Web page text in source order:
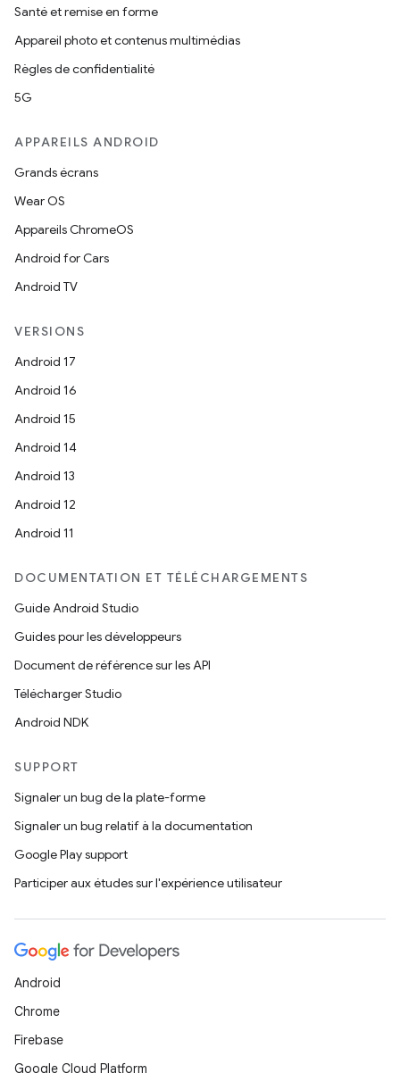
Santé et remise en forme
Appareil photo et contenus multimédias
Règles de confidentialité
5G
APPAREILS ANDROID
Grands écrans
Wear OS
Appareils ChromeOS
Android for Cars
Android TV
VERSIONS
Android 17
Android 16
Android 15
Android 14
Android 13
Android 12
Android 11
DOCUMENTATION ET TÉLÉCHARGEMENTS
Guide Android Studio
Guides pour les développeurs
Document de référence sur les API
Télécharger Studio
Android NDK
SUPPORT
Signaler un bug de la plate-forme
Signaler un bug relatif à la documentation
Google Play support
Participer aux études sur l'expérience utilisateur
Android
Chrome
Firebase
Google Cloud Platform